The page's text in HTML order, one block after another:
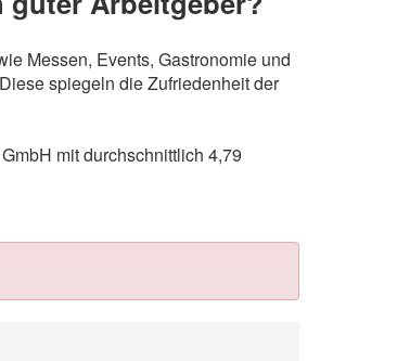
Messen, Events, Gastronomie und
spiegeln die Zufriedenheit der
mit durchschnittlich 4,79